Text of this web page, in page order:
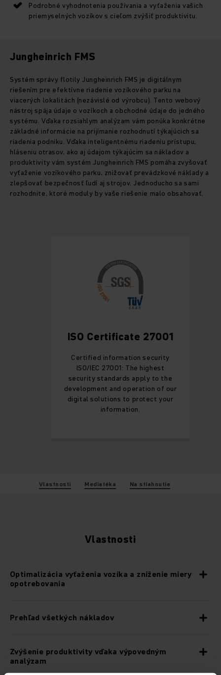
Podrobné vyhodnotenia používania a vyťaženia vašich
priemyselných vozíkov s cieľom zvýšiť produktivitu.
Jungheinrich FMS
Systém správy flotily Jungheinrich FMS je digitálnym
riešením pre efektívne riadenie vozíkového parku na
viacerých lokalitách (nezávislé od výrobcu). Tento webový
nástroj spája údaje o vozíkoch a obchodné údaje do jedného
systému. Vďaka rozsiahlym analýzam vám ponúka konkrétne
základné informácie na prijímanie rozhodnutí týkajúcich sa
riadenia podniku. Vďaka inteligentnému riadeniu prístupu,
hláseniu otrasov, ako aj údajom týkajúcim sa nákladov a
produktivity vám systém Jungheinrich FMS pomáha zvyšovať
vyťaženie vozíkového parku, znižovať prevádzkové náklady a
zlepšovať bezpečnosť ľudí aj strojov. Jednoducho sa sami
rozhodnite, ktoré moduly by vaše riešenie malo obsahovať.
ISO Certificate 27001
Certified information security
ISO/IEC 27001: The highest
security standards apply to the
development and operation of our
digital solutions to protect your
information.
Vlastnosti Mediatéka Na stiahnutie
Vlastnosti
Optimalizácia vyťaženia vozíka a zníženie miery
opotrebovania
Prehľad všetkých nákladov
Zvýšenie produktivity vďaka výpovedným
analýzam